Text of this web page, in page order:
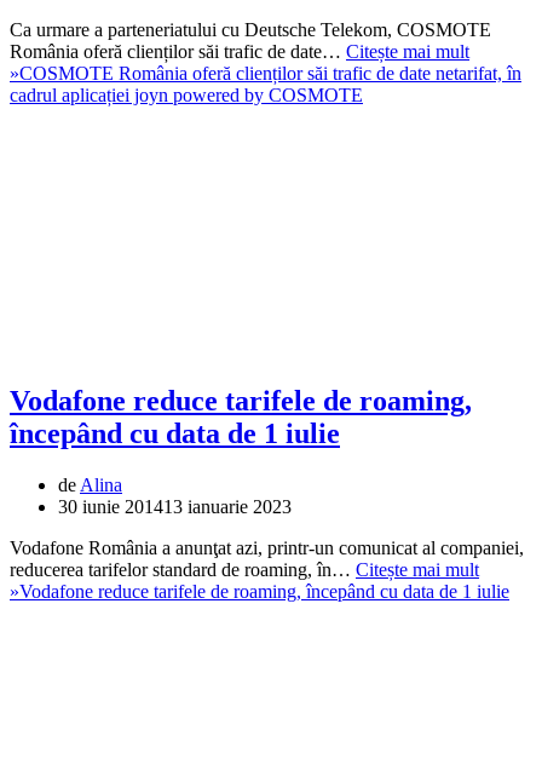
Ca urmare a parteneriatului cu Deutsche Telekom, COSMOTE
România oferă clienților săi trafic de date… Citește mai mult
»COSMOTE România oferă clienților săi trafic de date netarifat, în
cadrul aplicației joyn powered by COSMOTE
Vodafone reduce tarifele de roaming,
începând cu data de 1 iulie
de Alina
30 iunie 201413 ianuarie 2023
Vodafone România a anunţat azi, printr-un comunicat al companiei,
reducerea tarifelor standard de roaming, în… Citește mai mult
»Vodafone reduce tarifele de roaming, începând cu data de 1 iulie